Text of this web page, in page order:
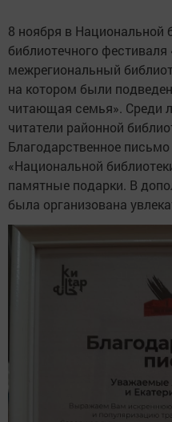
8 ноября в Национальной
библиотечного фестиваля
межрегиональный
на котором были
читающая семья». Среди
читатели районной
Благодарственное
«Национальной
памятные подарки. В
была организована